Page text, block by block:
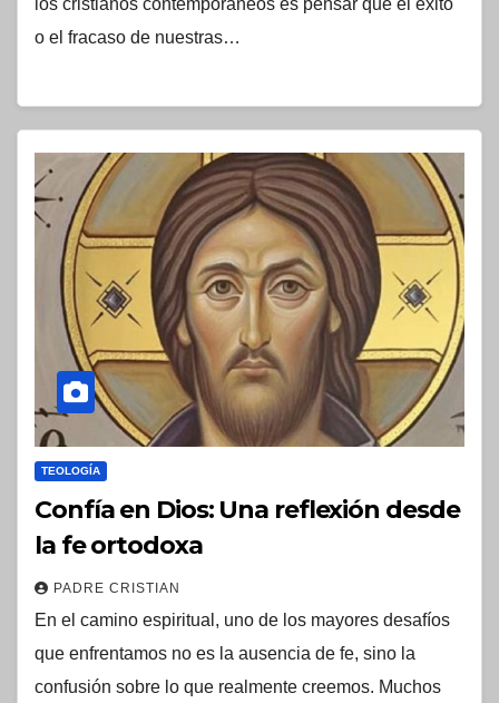
los cristianos contemporáneos es pensar que el éxito
o el fracaso de nuestras…
TEOLOGÍA
Confía en Dios: Una reflexión desde
la fe ortodoxa
PADRE CRISTIAN
En el camino espiritual, uno de los mayores desafíos
que enfrentamos no es la ausencia de fe, sino la
confusión sobre lo que realmente creemos. Muchos